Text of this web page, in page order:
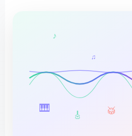
🎹
🎸 🥁